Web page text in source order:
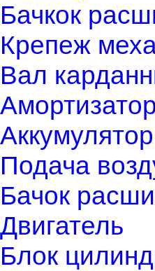
Бачкок
Крепеж
Вал
Аккумулятор
Подача
Бачок
Двигатель
Блок